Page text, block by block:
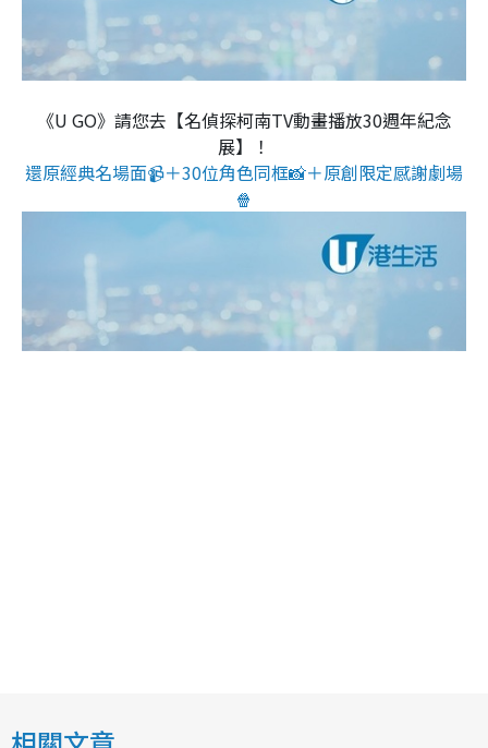
《U GO》請您去【名偵探柯南TV動畫播放30週年紀念
展】！
還原經典名場面📹＋30位角色同框📸＋原創限定感謝劇場
🍿